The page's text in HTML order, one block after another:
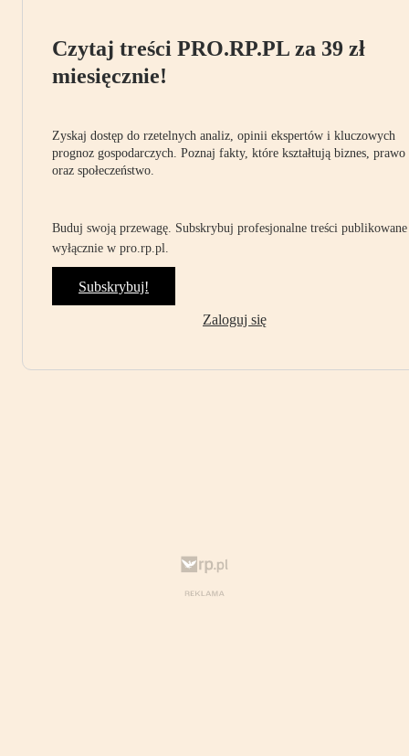
Czytaj treści PRO.RP.PL za 39 zł
miesięcznie!
Zyskaj dostęp do rzetelnych analiz, opinii ekspertów i kluczowych
prognoz gospodarczych. Poznaj fakty, które kształtują biznes, prawo
oraz społeczeństwo.
Buduj swoją przewagę. Subskrybuj profesjonalne treści publikowane
wyłącznie w pro.rp.pl.
Subskrybuj!
Zaloguj się